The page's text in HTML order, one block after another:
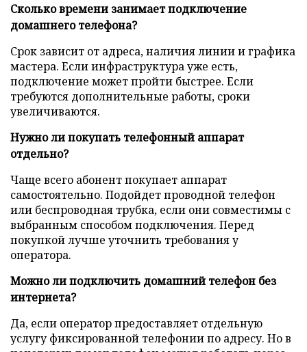
Сколько времени занимает подключение
домашнего телефона?
Срок зависит от адреса, наличия линии и графика
мастера. Если инфраструктура уже есть,
подключение может пройти быстрее. Если
требуются дополнительные работы, сроки
увеличиваются.
Нужно ли покупать телефонный аппарат
отдельно?
Чаще всего абонент покупает аппарат
самостоятельно. Подойдет проводной телефон
или беспроводная трубка, если они совместимы с
выбранным способом подключения. Перед
покупкой лучше уточнить требования у
оператора.
Можно ли подключить домашний телефон без
интернета?
Да, если оператор предоставляет отдельную
услугу фиксированной телефонии по адресу. Но в